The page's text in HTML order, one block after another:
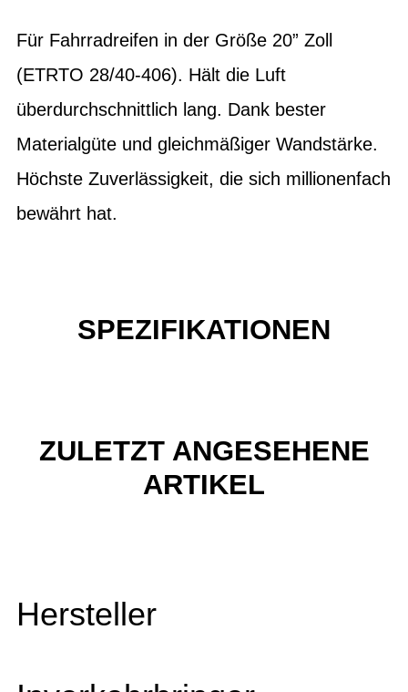
Für Fahrradreifen in der Größe 20” Zoll
(ETRTO 28/40-406). Hält die Luft
überdurchschnittlich lang. Dank bester
Materialgüte und gleichmäßiger Wandstärke.
Höchste Zuverlässigkeit, die sich millionenfach
bewährt hat.
SPEZIFIKATIONEN
ZULETZT ANGESEHENE
ARTIKEL
Hersteller